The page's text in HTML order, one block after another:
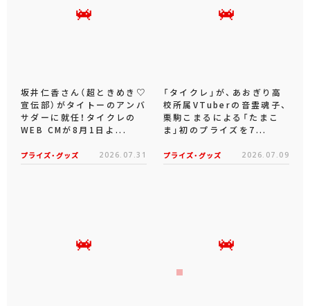
坂井仁香さん（超ときめき♡
宣伝部）がタイトーのアンバ
サダーに就任！タイクレの
WEB CMが8月1日よ...
プライズ・グッズ 2026.07.31
「タイクレ」が、あおぎり高
校所属VTuberの音霊魂子、
栗駒こまるによる「たまこ
ま」初のプライズを7...
プライズ・グッズ 2026.07.09